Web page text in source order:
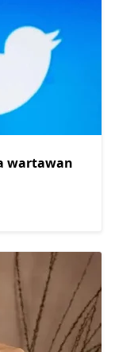
wartawan